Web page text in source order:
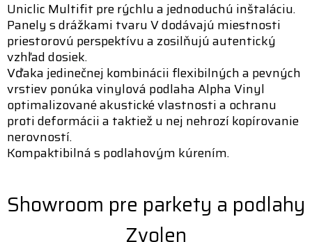
Uniclic Multifit pre rýchlu a jednoduchú inštaláciu.
Panely s drážkami tvaru V dodávajú miestnosti
priestorovú perspektívu a zosilňujú autentický
vzhľad dosiek.
Vďaka jedinečnej kombinácii flexibilných a pevných
vrstiev ponúka vinylová podlaha Alpha Vinyl
optimalizované akustické vlastnosti a ochranu
proti deformácii a taktiež u nej nehrozí kopírovanie
nerovností.
Kompaktibilná s podlahovým kúrením.
Showroom pre parkety a podlahy
Zvolen